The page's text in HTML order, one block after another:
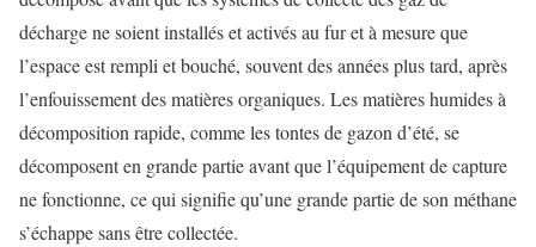
décharge ne soient installés et activés au fur et à mesure que
l’espace est rempli et bouché, souvent des années plus tard, après
l’enfouissement des matières organiques. Les matières humides à
décomposition rapide, comme les tontes de gazon d’été, se
décomposent en grande partie avant que l’équipement de capture
ne fonctionne, ce qui signifie qu’une grande partie de son méthane
s’échappe sans être collectée.